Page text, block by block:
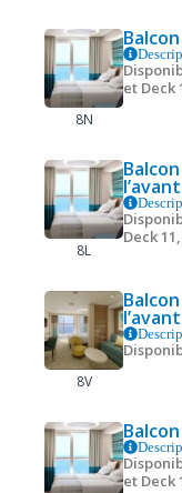
8N
et Deck
8L
Deck
8V
et Deck